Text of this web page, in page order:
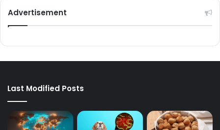
Advertisement
Last Modified Posts